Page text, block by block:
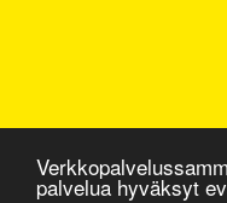
palvelua hyväksyt